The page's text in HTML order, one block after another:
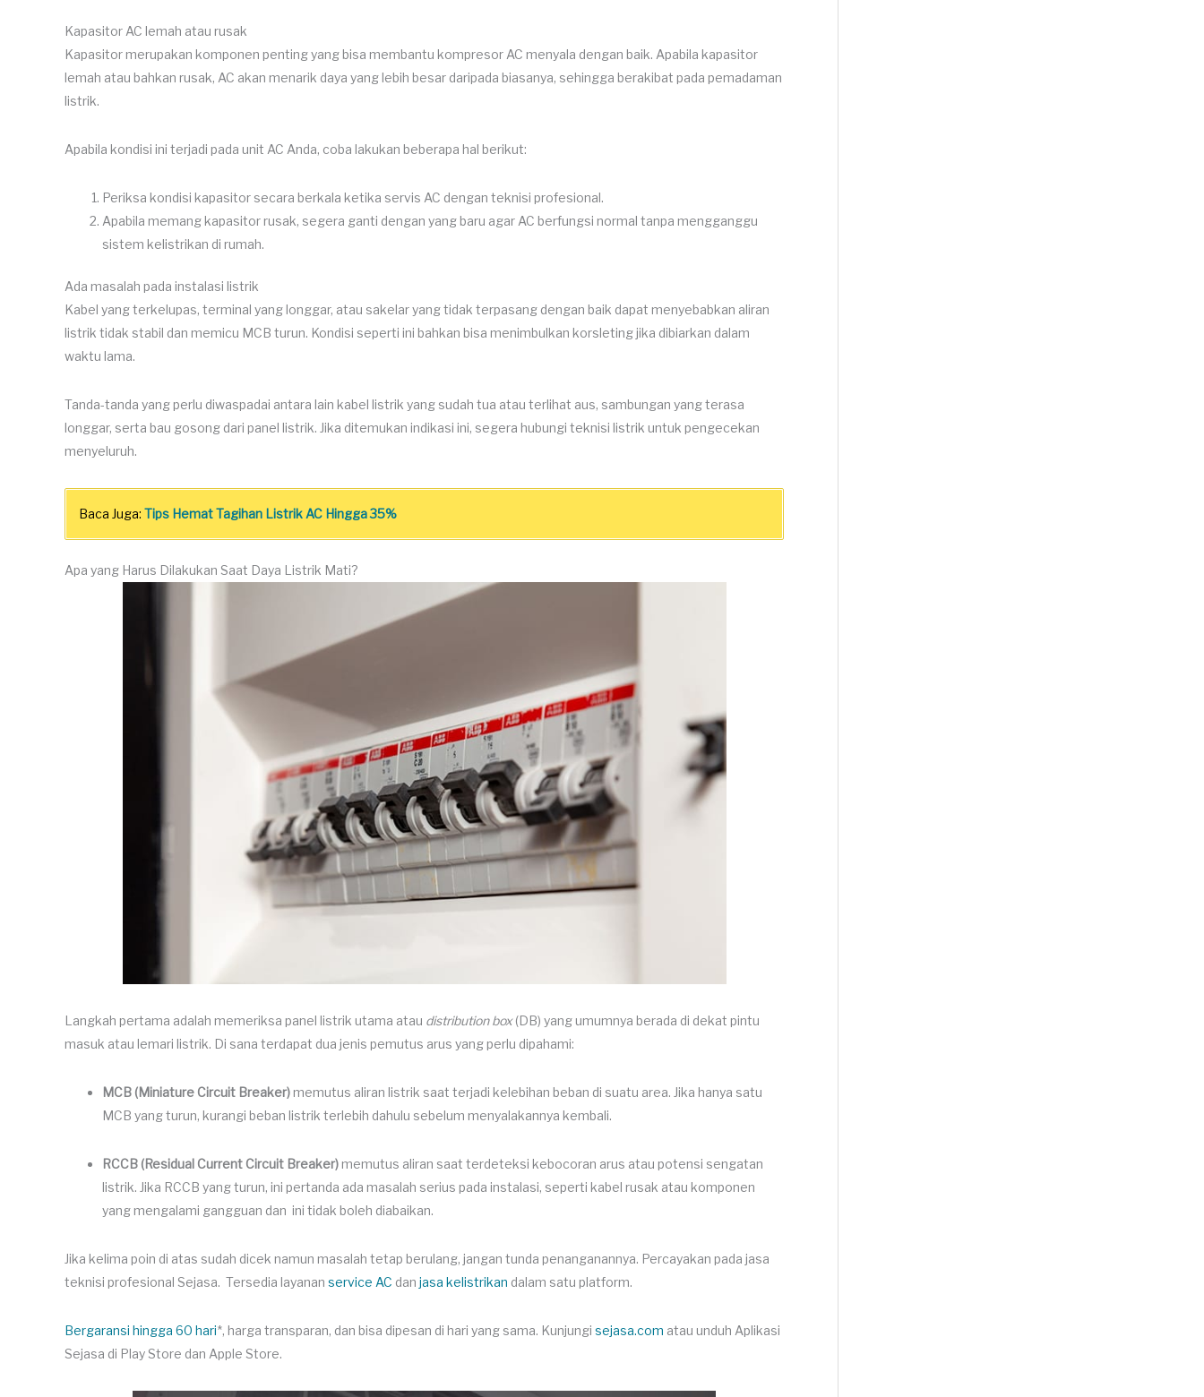
Kapasitor AC lemah atau rusak
Kapasitor merupakan komponen penting yang bisa membantu kompresor AC menyala dengan baik. Apabila kapasitor
lemah atau bahkan rusak, AC akan menarik daya yang lebih besar daripada biasanya, sehingga berakibat pada pemadaman
listrik.
Apabila kondisi ini terjadi pada unit AC Anda, coba lakukan beberapa hal berikut:
Periksa kondisi kapasitor secara berkala ketika servis AC dengan teknisi profesional.
Apabila memang kapasitor rusak, segera ganti dengan yang baru agar AC berfungsi normal tanpa mengganggu
sistem kelistrikan di rumah.
Ada masalah pada instalasi listrik
Kabel yang terkelupas, terminal yang longgar, atau sakelar yang tidak terpasang dengan baik dapat menyebabkan aliran
listrik tidak stabil dan memicu MCB turun. Kondisi seperti ini bahkan bisa menimbulkan korsleting jika dibiarkan dalam
waktu lama.
Tanda-tanda yang perlu diwaspadai antara lain kabel listrik yang sudah tua atau terlihat aus, sambungan yang terasa
longgar, serta bau gosong dari panel listrik. Jika ditemukan indikasi ini, segera hubungi teknisi listrik untuk pengecekan
menyeluruh.
Baca Juga: Tips Hemat Tagihan Listrik AC Hingga 35%
Apa yang Harus Dilakukan Saat Daya Listrik Mati?
Langkah pertama adalah memeriksa panel listrik utama atau distribution box(DB) yang umumnya berada di dekat pintu
masuk atau lemari listrik. Di sana terdapat dua jenis pemutus arus yang perlu dipahami:
MCB (Miniature Circuit Breaker)memutus aliran listrik saat terjadi kelebihan beban di suatu area. Jika hanya satu
MCB yang turun, kurangi beban listrik terlebih dahulu sebelum menyalakannya kembali.
RCCB (Residual Current Circuit Breaker)memutus aliran saat terdeteksi kebocoran arus atau potensi sengatan
listrik. Jika RCCB yang turun, ini pertanda ada masalah serius pada instalasi, seperti kabel rusak atau komponen
yang mengalami gangguan dan ini tidak boleh diabaikan.
Jika kelima poin di atas sudah dicek namun masalah tetap berulang, jangan tunda penanganannya. Percayakan pada jasa
teknisi profesional Sejasa. Tersedia layanan service AC dan jasa kelistrikan dalam satu platform.
Bergaransi hingga 60 hari*, harga transparan, dan bisa dipesan di hari yang sama. Kunjungi sejasa.com atau unduh Aplikasi
Sejasa di Play Store dan Apple Store.